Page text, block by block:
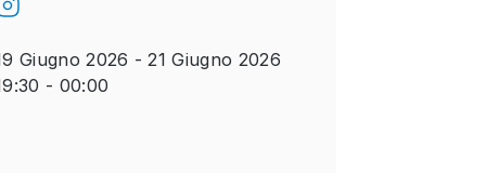
Giugno 2026 - 21 Giugno 2026
- 00:00